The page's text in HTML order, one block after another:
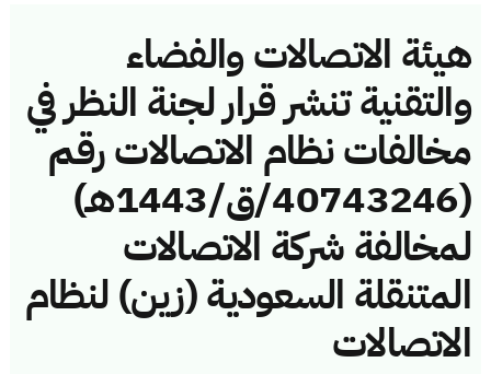
هيئة الاتصالات والفضاء
والتقنية تنشر قرار لجنة النظر في
مخالفات نظام الاتصالات رقم
(40743246/ق/1443هـ)
لمخالفة شركة الاتصالات
المتنقلة السعودية (زين) لنظام
الاتصالات